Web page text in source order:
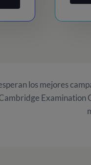
los mejores
Examination